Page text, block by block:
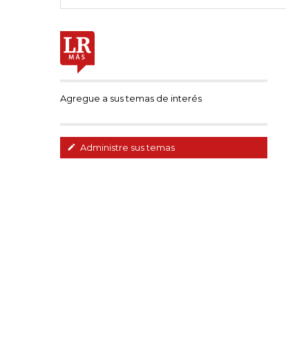
Agregue a sus temas de interés
Administre sus temas